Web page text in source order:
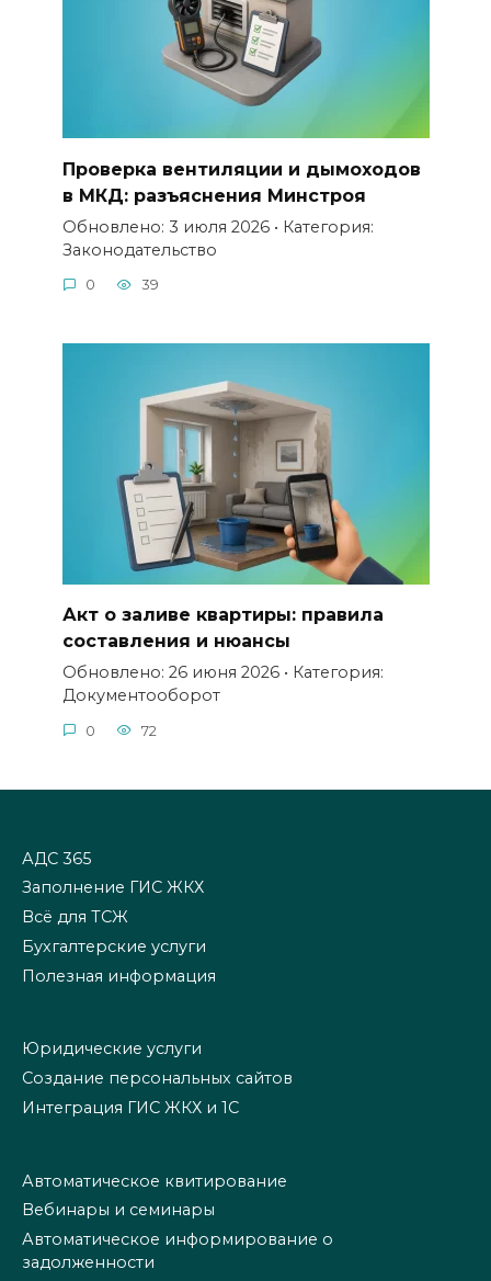
Проверка вентиляции и дымоходов
в МКД: разъяснения Минстроя
Обновлено: 3 июля 2026 • Категория:
Законодательство
0 39
Акт о заливе квартиры: правила
составления и нюансы
Обновлено: 26 июня 2026 • Категория:
Документооборот
0 72
АДС 365
Заполнение ГИС ЖКХ
Всё для ТСЖ
Бухгалтерские услуги
Полезная информация
Юридические услуги
Создание персональных сайтов
Интеграция ГИС ЖКХ и 1С
Автоматическое квитирование
Вебинары и семинары
Автоматическое информирование о
задолженности